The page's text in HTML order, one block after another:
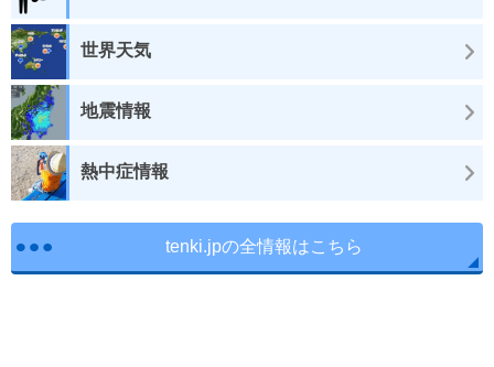
世界天気
地震情報
熱中症情報
tenki.jpの全情報はこちら